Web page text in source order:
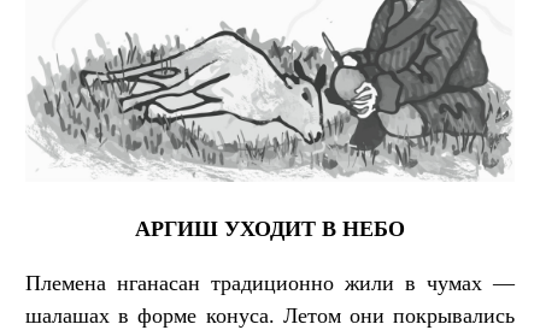
АРГИШ УХОДИТ В НЕБО
Племена нганасан традиционно жили в чумах —
шалашах в форме конуса. Летом они покрывались